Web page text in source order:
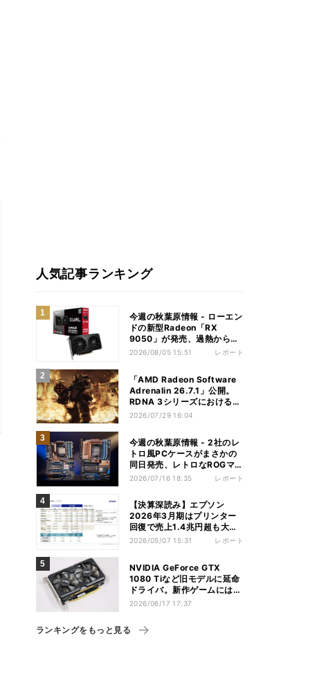
人気記事ランキング
今週の秋葉原情報 - ローエン
ドの新型Radeon「RX
9050」が発売、過熱から守
れる電源ケーブルも
2026/08/05 15:51 レポート
「AMD Radeon Software
Adrenalin 26.7.1」公開。
RDNA 3シリーズにおける不
具合多数解消
2026/07/29 16:04
今週の秋葉原情報 - 2社のレ
トロ風PCケースがまさかの
同日発売、レトロなROGマザ
ーも登場
2026/07/16 18:35 レポート
【決算深読み】エプソン
2026年3月期はプリンター
回復で売上1.4兆円超も大幅
減益、今期は増収増益見込む
2026/05/07 15:31 レポート
NVIDIA GeForce GTX
1080 Tiなど旧モデルに延命
ドライバ。新作ゲームには非
対応
2026/06/17 17:37
ランキングをもっと見る